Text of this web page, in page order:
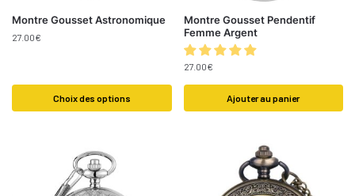
Montre Gousset Astronomique
27.00€
Choix des options
Montre Gousset Pendentif
Femme Argent
27.00€
Ajouter au panier